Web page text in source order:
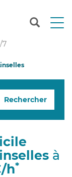
T
n
g
i
7
Rechercher
à
h*